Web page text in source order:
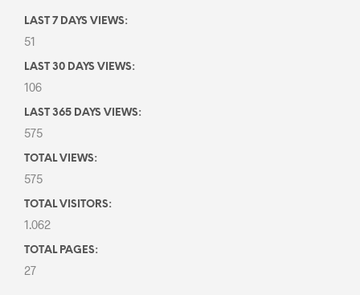
LAST 7 DAYS VIEWS:
51
LAST 30 DAYS VIEWS:
106
LAST 365 DAYS VIEWS:
575
TOTAL VIEWS:
575
TOTAL VISITORS:
1.062
TOTAL PAGES:
27